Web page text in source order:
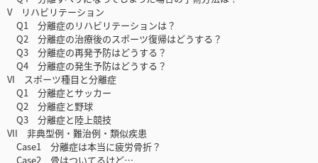
V リハビリテーション
Q1 分離症のリハビリテーションは？
Q2 分離症の治療後のスポーツ復帰はどうする？
Q3 分離症の再発予防はどうする？
Q4 分離症の発生予防はどうする？
VI スポーツ種目と分離症
Q1 分離症とサッカー
Q2 分離症と野球
Q3 分離症と陸上競技
VII 非典型例・難治例・類似疾患
Case1 分離症は本当に疲労骨折？
Case2 骨はついてるけど…